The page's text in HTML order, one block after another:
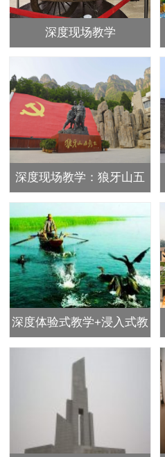
深度现场教学
深度现场教学：狼牙山五
壮士
深度体验式教学+浸入式教
学：白洋淀雁翎队